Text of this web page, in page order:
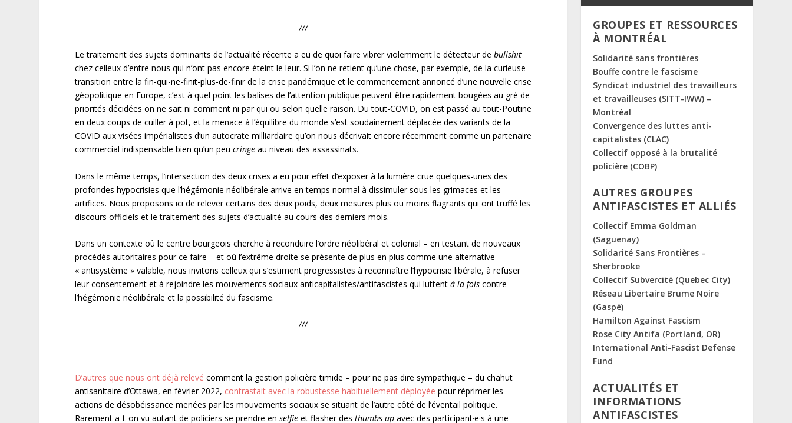
///
Le traitement des sujets dominants de l’actualité récente a eu de quoi faire vibrer violemment le détecteur debullshit
chez celleux d’entre nous qui n’ont pas encore éteint le leur. Si l’on ne retient qu’une chose, par exemple, de la curieuse
transition entre la fin-qui-ne-finit-plus-de-finir de la crise pandémique et le commencement annoncé d’une nouvelle crise
géopolitique en Europe, c’est à quel point les balises de l’attention publique peuvent être rapidement bougées au gré de
priorités décidées on ne sait ni comment ni par qui ou selon quelle raison. Du tout-COVID, on est passé au tout-Poutine
en deux coups de cuiller à pot, et la menace à l’équilibre du monde s’est soudainement déplacée des variants de la
COVID aux visées impérialistes d’un autocrate milliardaire qu’on nous décrivait encore récemment comme un partenaire
commercial indispensable bien qu’un peucringe au niveau des assassinats.
Dans le même temps, l’intersection des deux crises a eu pour effet d’exposer à la lumière crue quelques-unes des
profondes hypocrisies que l’hégémonie néolibérale arrive en temps normal à dissimuler sous les grimaces et les
artifices. Nous proposons ici de relever certains des deux poids, deux mesures plus ou moins flagrants qui ont truffé les
discours officiels et le traitement des sujets d’actualité au cours des derniers mois.
Dans un contexte où le centre bourgeois cherche à reconduire l’ordre néolibéral et colonial – en testant de nouveaux
procédés autoritaires pour ce faire – et où l’extrême droite se présente de plus en plus comme une alternative
« antisystème » valable, nous invitons celleux qui s’estiment progressistes à reconnaître l’hypocrisie libérale, à refuser
leur consentement et à rejoindre les mouvements sociaux anticapitalistes/antifascistes qui luttentà la fois contre
l’hégémonie néolibérale et la possibilité du fascisme.
///
D’autres que nous ont déjà relevé comment la gestion policière timide – pour ne pas dire sympathique – du chahut
antisanitaire d’Ottawa, en février 2022, contrastait avec la robustesse habituellement déployée pour réprimer les
actions de désobéissance menées par les mouvements sociaux se situant de l’autre côté de l’éventail politique.
Rarement a-t-on vu autant de policiers se prendre enselfie et flasher desthumbs upavec des participant·e·s à une
GROUPES ET RESSOURCES
À MONTRÉAL
Solidarité sans frontières
Bouffe contre le fascisme
Syndicat industriel des travailleurs
et travailleuses (SITT-IWW) –
Montréal
Convergence des luttes anti-
capitalistes (CLAC)
Collectif opposé à la brutalité
policière (COBP)
AUTRES GROUPES
ANTIFASCISTES ET ALLIÉS
Collectif Emma Goldman
(Saguenay)
Solidarité Sans Frontières –
Sherbrooke
Collectif Subvercité (Quebec City)
Réseau Libertaire Brume Noire
(Gaspé)
Hamilton Against Fascism
Rose City Antifa (Portland, OR)
International Anti-Fascist Defense
Fund
ACTUALITÉS ET
INFORMATIONS
ANTIFASCISTES